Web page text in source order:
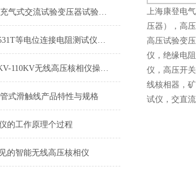
YDQ充气式交流试验变压器试验注意事项
BY2531T等电位连接电阻测试仪操作指南
0.38KV-110KV无线高压核相仪操作步骤
式滑触线产品特性与规格
的工作原理个过程
的智能无线高压核相仪
上海康登电
压器），高
高压试验变
仪，绝缘电
仪，高压开
线核相器，
试仪，交直